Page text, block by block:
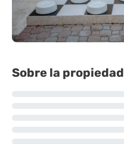
Sobre la propiedad